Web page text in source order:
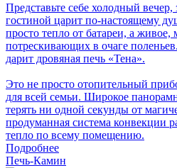
Представьте себе холодный
гостиной царит по-настоящему
просто тепло от батареи, а живое,
потрескивающих в очаге
дарит дровяная печь «Тена».
Это не просто отопительный
для всей семьи. Широкое
терять ни одной секунды от
продуманная система конвекции
тепло по всему помещению.
Подробнее
Печь-Камин